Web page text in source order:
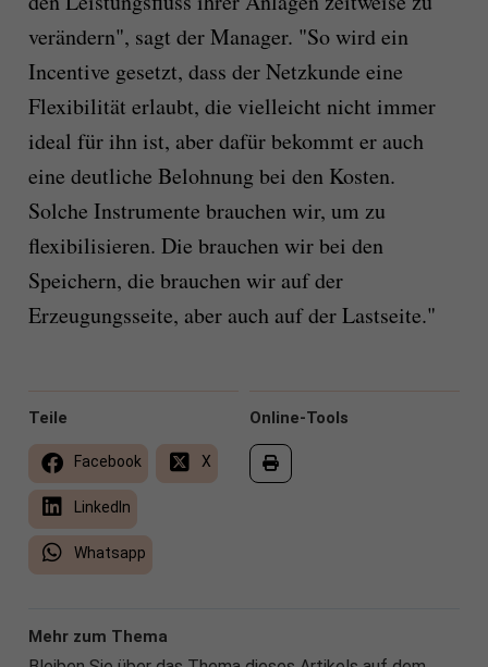
verändern", sagt der Manager. "So wird ein
Incentive gesetzt, dass der Netzkunde eine
Flexibilität erlaubt, die vielleicht nicht immer
ideal für ihn ist, aber dafür bekommt er auch
eine deutliche Belohnung bei den Kosten.
Solche Instrumente brauchen wir, um zu
flexibilisieren. Die brauchen wir bei den
Speichern, die brauchen wir auf der
Erzeugungsseite, aber auch auf der Lastseite."
Online-Tools
Teile
Facebook X
LinkedIn
Whatsapp
Mehr zum Thema